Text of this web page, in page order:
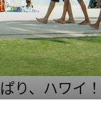
り、ハワイ